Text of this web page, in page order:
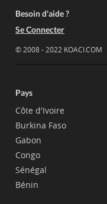
Besoin d'aide ?
Se Connecter
© 2008 - 2022 KOACI.COM
Pays
Côte d'Ivoire
Burkina Faso
Gabon
Congo
Sénégal
Bénin